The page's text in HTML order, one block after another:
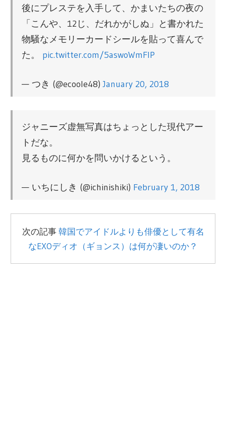
後にプレステを入手して、かまいたちの夜の
「こんや、12じ、だれかがしぬ」と書かれた
物騒なメモリーカードシールを貼って喜んで
た。 pic.twitter.com/5aswoWmFlP
— つき (@ecoole48)January 20, 2018
ジャニーズ虚無写真はちょっとした現代アー
トだな。
見るものに何かを問いかけるという。
— いちにしき (@ichinishiki) February 1, 2018
次の記事韓国でアイドルよりも俳優として有名
なEXOディオ（ギョンス）は何が凄いのか？